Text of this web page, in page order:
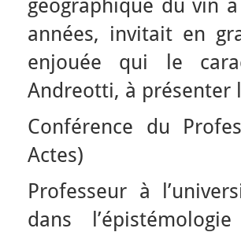
géographique du vin
années, invitait en
enjouée qui le
Andreotti, à présenter
Conférence du
Actes)
Professeur à
dans